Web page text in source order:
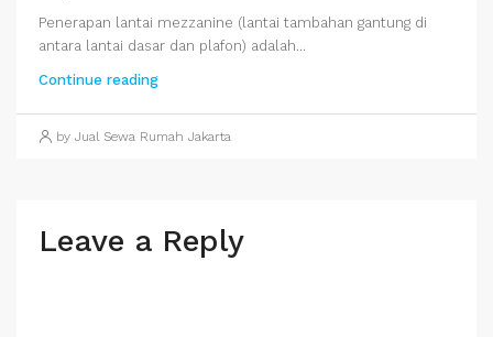
Penerapan lantai mezzanine (lantai tambahan gantung di
antara lantai dasar dan plafon) adalah...
Continue reading
by Jual Sewa Rumah Jakarta
Leave a Reply